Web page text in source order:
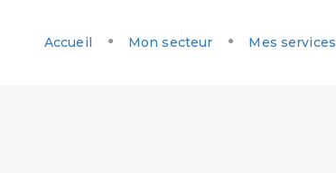
Accueil Mon secteur Mes services